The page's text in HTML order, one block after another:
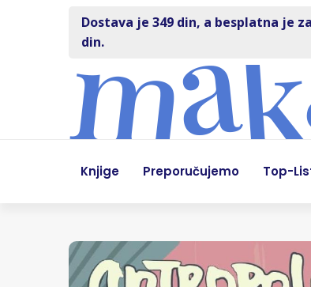
Dostava je 349 din, a besplatna je
din.
Knjige Preporučujemo Top-